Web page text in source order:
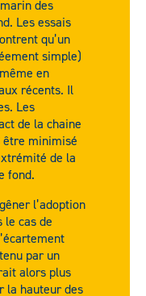
des
Les essais
qu’un
simple)
en
récents. Il
Les
de la chaine
être minimisé
de la
fond.
l’adoption
le cas de
par un
alors plus
la hauteur des